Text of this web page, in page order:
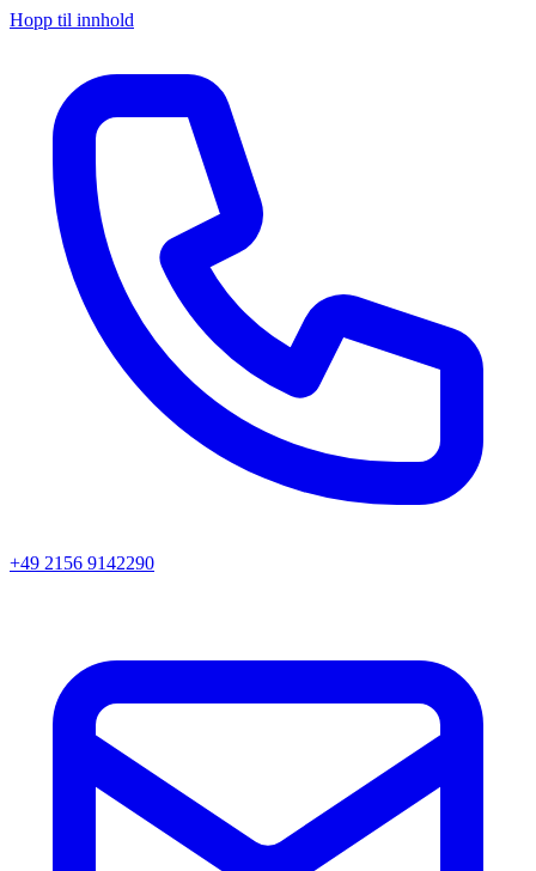
Hopp til innhold
+49 2156 9142290